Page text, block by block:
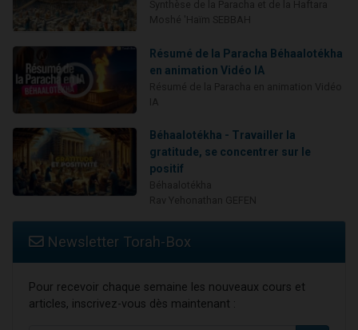
Résumé de la Paracha Béhaalotékha
en animation Vidéo IA
Béhaalotékha - Travailler la
gratitude, se concentrer sur le
positif
Newsletter Torah-Box
Pour recevoir chaque semaine les nouveaux cours et
articles, inscrivez-vous dès maintenant :